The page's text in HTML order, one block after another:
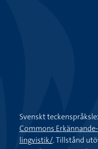
Svenskt
Commons
lingvistik/. Tillstånd